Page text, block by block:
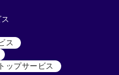
ス [別ウィンドウで開く]
[別ウィンドウで開く]
ップサービス [別ウィンドウで